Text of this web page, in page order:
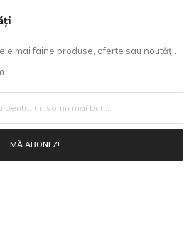
mai faine produse, oferte sau noutăţi.
MĂ ABONEZ!